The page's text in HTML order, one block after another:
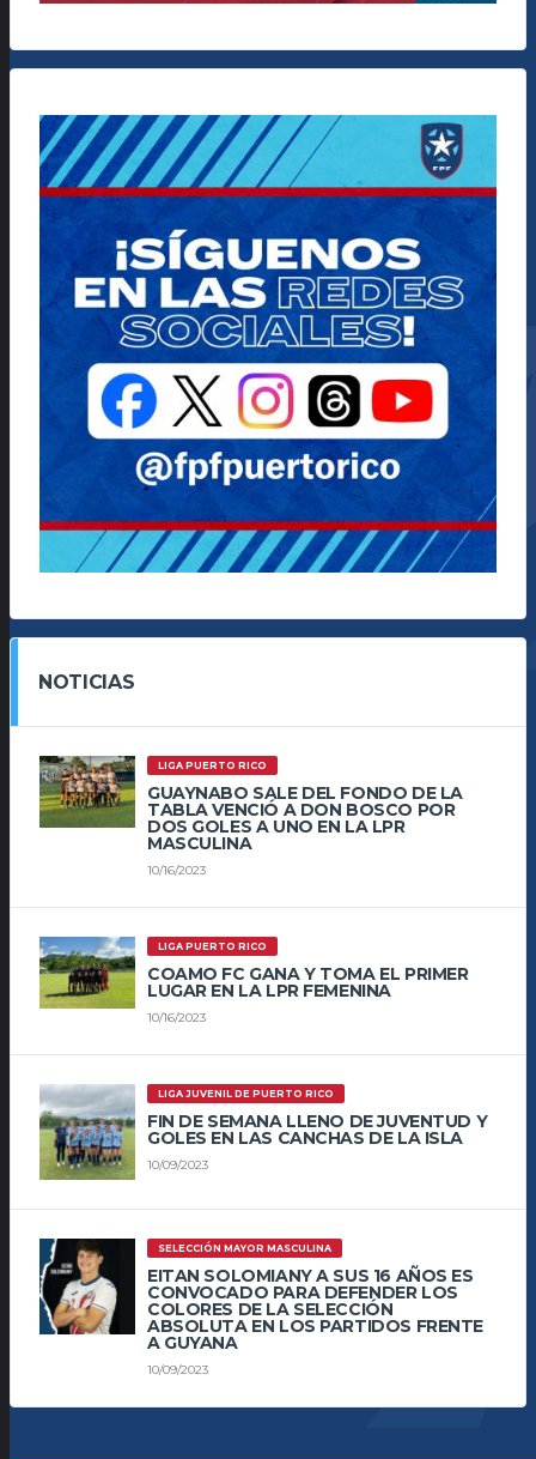
NOTICIAS
LIGA PUERTO RICO
GUAYNABO SALE DEL FONDO DE LA
TABLA VENCIÓ A DON BOSCO POR
DOS GOLES A UNO EN LA LPR
MASCULINA
10/16/2023
LIGA PUERTO RICO
COAMO FC GANA Y TOMA EL PRIMER
LUGAR EN LA LPR FEMENINA
10/16/2023
LIGA JUVENIL DE PUERTO RICO
FIN DE SEMANA LLENO DE JUVENTUD Y
GOLES EN LAS CANCHAS DE LA ISLA
10/09/2023
SELECCIÓN MAYOR MASCULINA
EITAN SOLOMIANY A SUS 16 AÑOS ES
CONVOCADO PARA DEFENDER LOS
COLORES DE LA SELECCIÓN
ABSOLUTA EN LOS PARTIDOS FRENTE
A GUYANA
10/09/2023